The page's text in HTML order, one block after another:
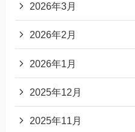
2026年3月
2026年2月
2026年1月
2025年12月
2025年11月